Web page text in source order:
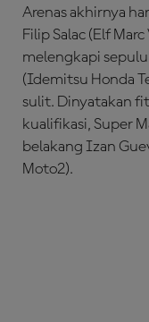
Arenas akhirnya
Filip Salac (Elf
melengkapi
(Idemitsu Honda
sulit. Dinyatakan
kualifikasi, Super
belakang Izan
Moto2).